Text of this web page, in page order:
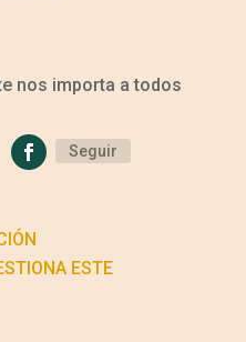
nos importa a todos
Seguir
ESTE